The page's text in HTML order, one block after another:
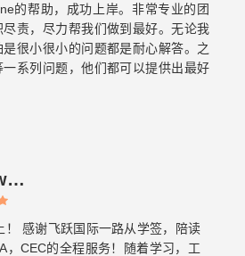
的帮助，成功上岸。非常专业的团
责，尽力帮我们做到最好。无论我
很小很小的问题都是耐心解答。之
系列问题，他们都可以提供出最好
对的准备，绝对是不可多得的好团
Julia “Sweet tooth” J
！ 感谢飞跃国际一路从学签，陪读
，CEC的全程服务！随着学习，工